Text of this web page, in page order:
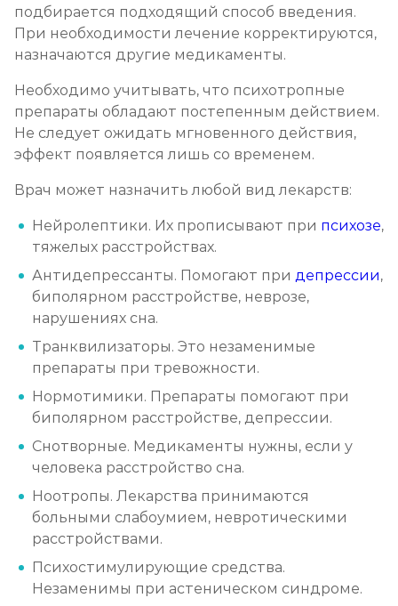
подбирается подходящий способ введения.
При необходимости лечение корректируются,
назначаются другие медикаменты.
Необходимо учитывать, что психотропные
препараты обладают постепенным действием.
Не следует ожидать мгновенного действия,
эффект появляется лишь со временем.
Врач может назначить любой вид лекарств:
Нейролептики. Их прописывают при психозе,
тяжелых расстройствах.
Антидепрессанты. Помогают при депрессии,
биполярном расстройстве, неврозе,
нарушениях сна.
Транквилизаторы. Это незаменимые
препараты при тревожности.
Нормотимики. Препараты помогают при
биполярном расстройстве, депрессии.
Снотворные. Медикаменты нужны, если у
человека расстройство сна.
Ноотропы. Лекарства принимаются
больными слабоумием, невротическими
расстройствами.
Психостимулирующие средства.
Незаменимы при астеническом синдроме.